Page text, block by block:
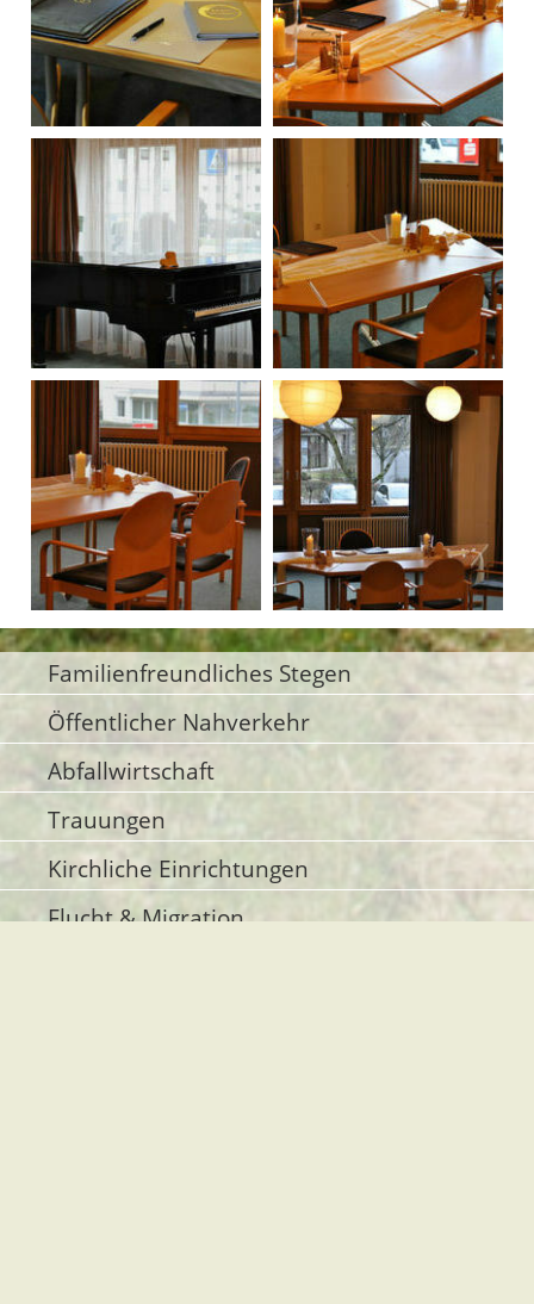
Familienfreundliches Stegen
Öffentlicher Nahverkehr
Abfallwirtschaft
Trauungen
Kirchliche Einrichtungen
Flucht & Migration